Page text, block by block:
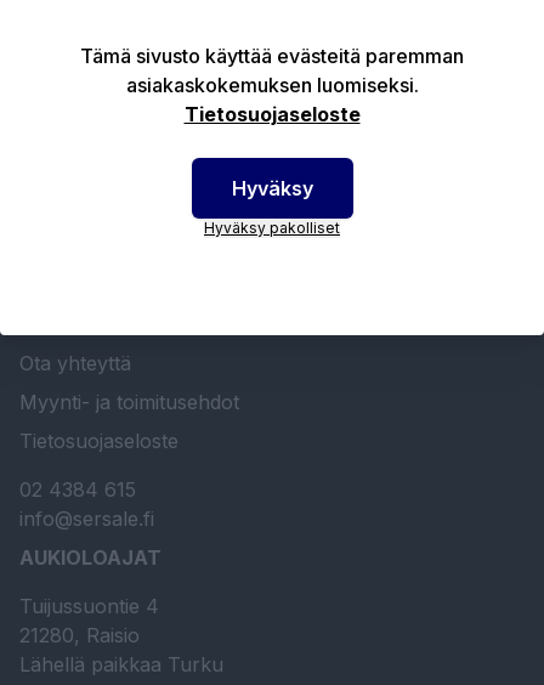
SERSALE OY MAALAUSLAITTEIDEN ERIKOISLIIKE
Ota yhteyttä
Myynti- ja toimitusehdot
Tietosuojaseloste
02 4384 615
info@sersale.fi
AUKIOLOAJAT
Tuijussuontie 4
21280, Raisio
Lähellä paikkaa Turku
Tämä sivusto käyttää evästeitä paremman
asiakaskokemuksen luomiseksi.
Tietosuojaseloste
Hyväksy
Hyväksy pakolliset